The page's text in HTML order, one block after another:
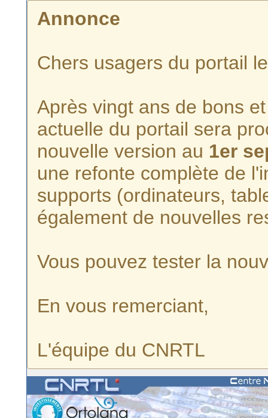
Annonce
Chers usagers du portail
Après vingt ans de bons
actuelle du portail sera
nouvelle version au 1er
une refonte complète de
supports (ordinateurs,
également de nouvelles
Vous pouvez tester la
En vous remerciant,
L'équipe du CNRTL